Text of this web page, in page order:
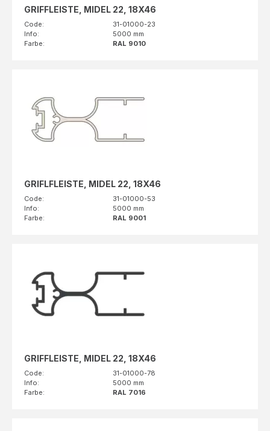
GRIFFLEISTE, MIDEL 22, 18X46
Code:
31-01000-23
Info:
5000 mm
Farbe:
RAL 9010
GRIFLFLEISTE, MIDEL 22, 18X46
Code:
31-01000-53
Info:
5000 mm
Farbe:
RAL 9001
GRIFFLEISTE, MIDEL 22, 18X46
Code:
31-01000-78
Info:
5000 mm
Farbe:
RAL 7016